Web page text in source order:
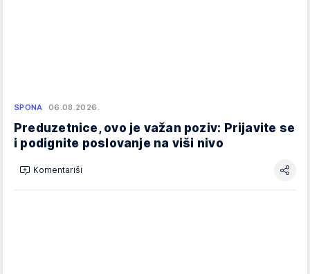
SPONA 06.08.2026.
Preduzetnice, ovo je važan poziv: Prijavite se
i podignite poslovanje na viši nivo
Komentariši